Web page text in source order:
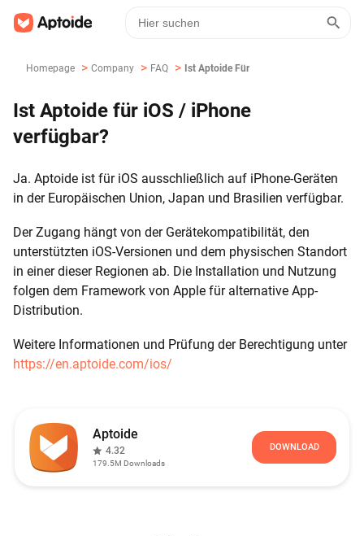
Homepage > Company > FAQ > Ist Aptoide Für IOS / IPhone Verfügbar?
Ist Aptoide für iOS / iPhone
verfügbar?
Ja. Aptoide ist für iOS ausschließlich auf iPhone-Geräten
in der Europäischen Union, Japan und Brasilien verfügbar.
Der Zugang hängt von der Gerätekompatibilität, den
unterstützten iOS-Versionen und dem physischen Standort
in einer dieser Regionen ab. Die Installation und Nutzung
folgen dem Framework von Apple für alternative App-
Distribution.
Weitere Informationen und Prüfung der Berechtigung unter
https://en.aptoide.com/ios/
Aptoide
4.32
179.5M Downloads
DOWNLOAD